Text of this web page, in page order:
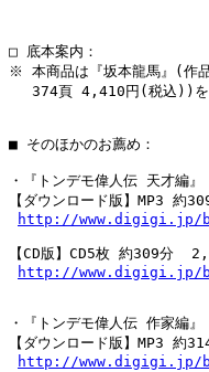
□ 底本案内：
※ 本商品は『坂本龍馬』(
374頁 4,410円(税込))を
■ そのほかのお薦め：
・『トンデモ偉人伝 天才編』
【ダウンロード版】MP3
http://www.digigi.jp/bin/
【CD版】CD5枚 約309分
http://www.digigi.jp/bin/
・『トンデモ偉人伝 作家編』
【ダウンロード版】MP3
http://www.digigi.jp/bin/